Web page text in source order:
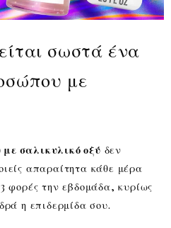
σωστά ένα
με
σαλικυλικό οξύ δεν
απαραίτητα κάθε μέρα
φορές την εβδομάδα, κυρίως
η επιδερμίδα σου.